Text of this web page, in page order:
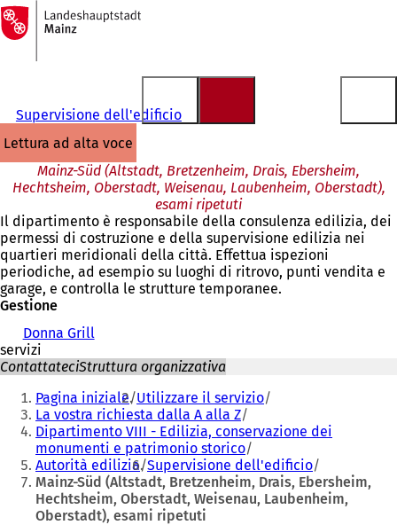
Vai al contenuto
Alla
pagina
iniziale
Supervisione dell'edificio
lettura ad alta voce
Mainz-Süd (Altstadt, Bretzenheim, Drais, Ebersheim,
Hechtsheim, Oberstadt, Weisenau, Laubenheim, Oberstadt),
esami ripetuti
Il dipartimento è responsabile della consulenza edilizia, dei
permessi di costruzione e della supervisione edilizia nei
quartieri meridionali della città. Effettua ispezioni
periodiche, ad esempio su luoghi di ritrovo, punti vendita e
garage, e controlla le strutture temporanee.
Gestione
Donna Grill
servizi
ContattateciStruttura organizzativa
Siete
qui:
Pagina iniziale Utilizzare il servizio
La vostra richiesta dalla A alla Z
Dipartimento VIII - Edilizia, conservazione dei
monumenti e patrimonio storico
Autorità edilizia Supervisione dell'edificio
Mainz-Süd (Altstadt, Bretzenheim, Drais, Ebersheim,
Hechtsheim, Oberstadt, Weisenau, Laubenheim,
Oberstadt), esami ripetuti